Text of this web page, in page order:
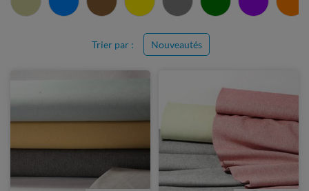
Trier par : Nouveautés